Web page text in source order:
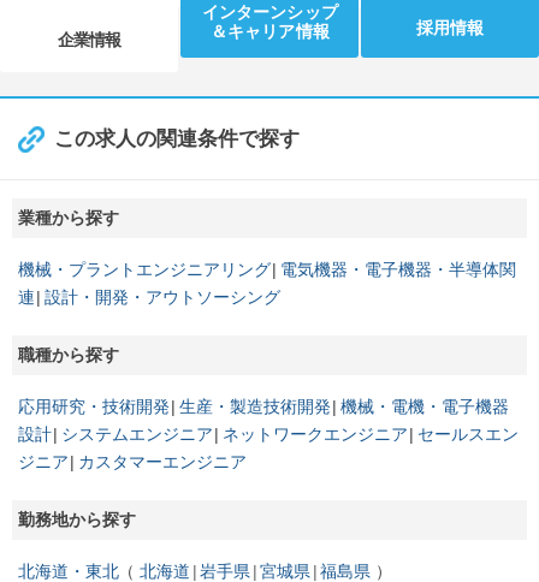
企業情報
インターンシップ
＆キャリア情報
採用情報
この求人の関連条件で探す
業種から探す
機械・プラントエンジニアリング 電気機器・電子機器・半導体関
連 設計・開発・アウトソーシング
職種から探す
応用研究・技術開発 生産・製造技術開発 機械・電機・電子機器
設計 システムエンジニア ネットワークエンジニア
セールスエン
ジニア
カスタマーエンジニア
勤務地から探す
北海道・東北 北海道 岩手県 宮城県 福島県